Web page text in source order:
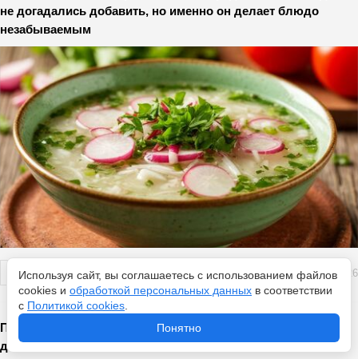
не догадались добавить, но именно он делает блюдо
незабываемым
Перейти 6 августа 2026
Пенсионерам России со стажем до 2002 года положена
доплата - как ее получить
Используя сайт, вы соглашаетесь с использованием файлов
cookies и обработкой персональных данных в соответствии
с Политикой cookies
Понятно